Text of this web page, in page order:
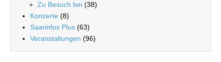
Zu Besuch bei (38)
Konzerte (8)
Saarinfos Plus (63)
Veranstaltungen (96)